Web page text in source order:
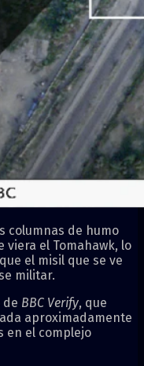
columnas de humo
viera el Tomahawk, lo
el misil que se ve
militar.
de BBC Verify, que
aproximadamente
en el complejo